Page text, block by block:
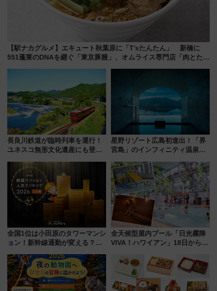
【駅ナカグルメ】エキュート秋葉原に「T’sたんたん」 新橋に
551蓬莱のDNAを継ぐ「東京豚饅」、オムライス専門店「肉とたま
長良川鉄道が臨時列車を運行！
ユネスコ無形文化遺産にも登録
に 乗車には予約が必要
星野リゾート広島初進出！「界
宮島」のインフィニティ温泉と
宿泊料金・アクセスは？（2026
年7月23日開業）
全国1位は小田原のタワーマンシ
ョン！新幹線通勤が変える？
【新築マンション人気ランキン
グ】
全天候型屋内プール「日光霧降
VIVA！ハワイアン」18日から営
ァミリーから大人まで幅広い世
代が一日中楽しる夏のリゾート
を楽しんで